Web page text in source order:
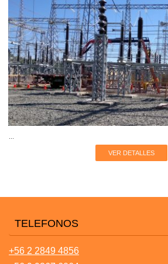
VER DETALLES
TELEFONOS
+56 2 2849 4856